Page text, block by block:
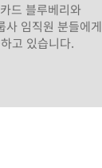
드 블루베리와
사 임직원 분들에게
고 있습니다.